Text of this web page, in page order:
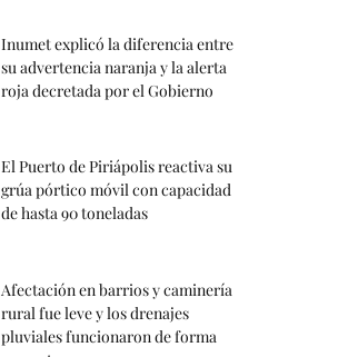
Inumet explicó la diferencia entre
su advertencia naranja y la alerta
roja decretada por el Gobierno
El Puerto de Piriápolis reactiva su
grúa pórtico móvil con capacidad
de hasta 90 toneladas
Afectación en barrios y caminería
rural fue leve y los drenajes
pluviales funcionaron de forma